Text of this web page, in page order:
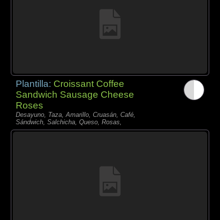
Plantilla: Croissant Coffee
Sandwich Sausage Cheese
Roses
Desayuno, Taza, Amarillo, Cruasán, Café,
Sándwich, Salchicha, Queso, Rosas,